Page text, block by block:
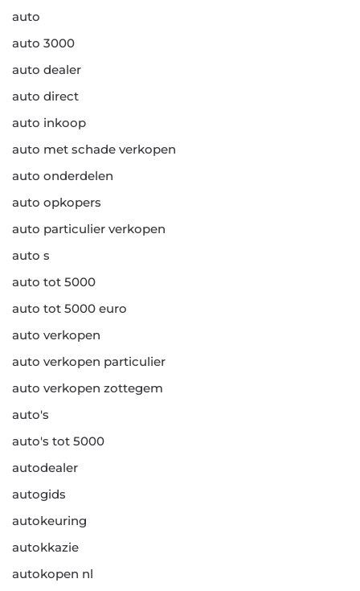
auto
auto 3000
auto dealer
auto direct
auto inkoop
auto met schade verkopen
auto onderdelen
auto opkopers
auto particulier verkopen
auto s
auto tot 5000
auto tot 5000 euro
auto verkopen
auto verkopen particulier
auto verkopen zottegem
auto's
auto's tot 5000
autodealer
autogids
autokeuring
autokkazie
autokopen nl